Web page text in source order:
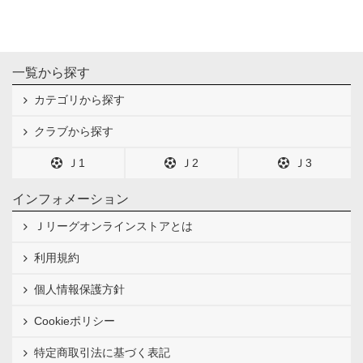
一覧から探す
カテゴリから探す
クラブから探す
Ｊ1 Ｊ2 Ｊ3
インフォメーション
Ｊリーグオンラインストアとは
利用規約
個人情報保護方針
Cookieポリシー
特定商取引法に基づく表記